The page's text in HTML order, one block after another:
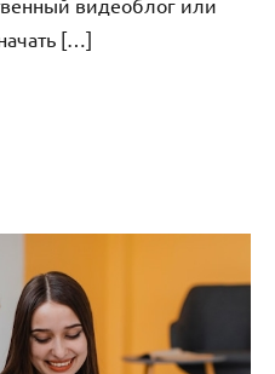
видеоблог или
[…]